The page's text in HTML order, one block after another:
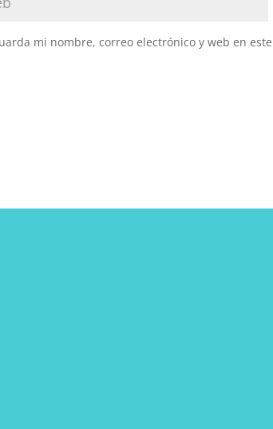
mi nombre, correo electrónico y web en